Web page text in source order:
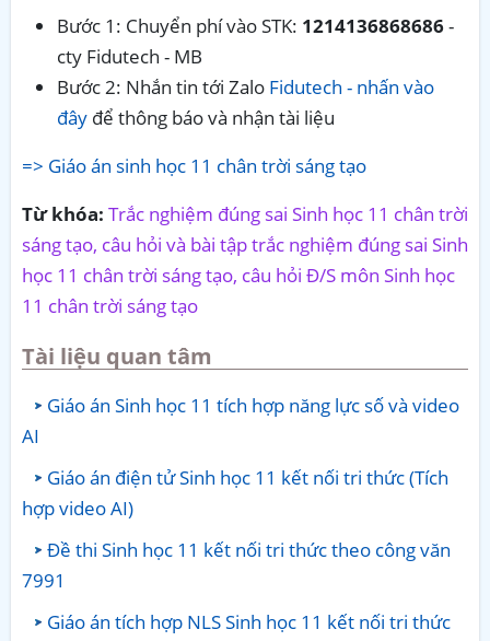
Bước 1: Chuyển phí vào STK: 1214136868686-
cty Fidutech - MB
Bước 2: Nhắn tin tới Zalo Fidutech - nhấn vào
đây để thông báo và nhận tài liệu
=> Giáo án sinh học 11 chân trời sáng tạo
Từ khóa: Trắc nghiệm đúng sai Sinh học 11 chân trời
sáng tạo, câu hỏi và bài tập trắc nghiệm đúng sai Sinh
học 11 chân trời sáng tạo, câu hỏi Đ/S môn Sinh học
11 chân trời sáng tạo
Tài liệu quan tâm
Giáo án Sinh học 11 tích hợp năng lực số và video
AI
Giáo án điện tử Sinh học 11 kết nối tri thức (Tích
hợp video AI)
Đề thi Sinh học 11 kết nối tri thức theo công văn
7991
Giáo án tích hợp NLS Sinh học 11 kết nối tri thức